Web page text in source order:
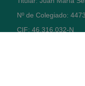
Nº de Colegiado:
CIF: 46.316.032-N